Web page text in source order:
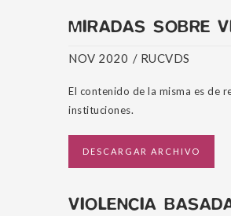
MIRADAS SOBRE
NOV 2020 / RUCVDS
El contenido de la misma es de
instituciones.
DESCARGAR ARCHIVO
VIOLENCIA